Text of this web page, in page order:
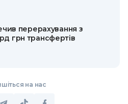
перерахування з
грн трансфертів
на нас